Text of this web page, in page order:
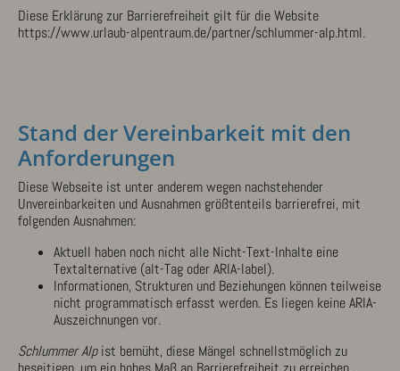
Diese Erklärung zur Barrierefreiheit gilt für die Website
https://www.urlaub-alpentraum.de/partner/schlummer-alp.html.
Stand der Vereinbarkeit mit den
Anforderungen
Diese Webseite ist unter anderem wegen nachstehender
Unvereinbarkeiten und Ausnahmen größtenteils barrierefrei, mit
folgenden Ausnahmen:
Aktuell haben noch nicht alle Nicht-Text-Inhalte eine
Textalternative (alt-Tag oder ARIA-label).
Informationen, Strukturen und Beziehungen können teilweise
nicht programmatisch erfasst werden. Es liegen keine ARIA-
Auszeichnungen vor.
Schlummer Alpist bemüht, diese Mängel schnellstmöglich zu